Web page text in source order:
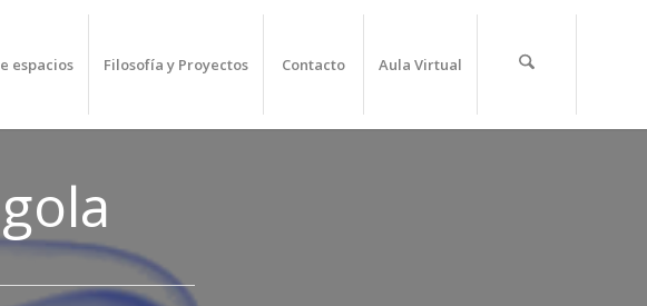
espacios Filosofía y Proyectos Contacto Aula Virtual